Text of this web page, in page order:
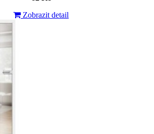
Zobrazit detail